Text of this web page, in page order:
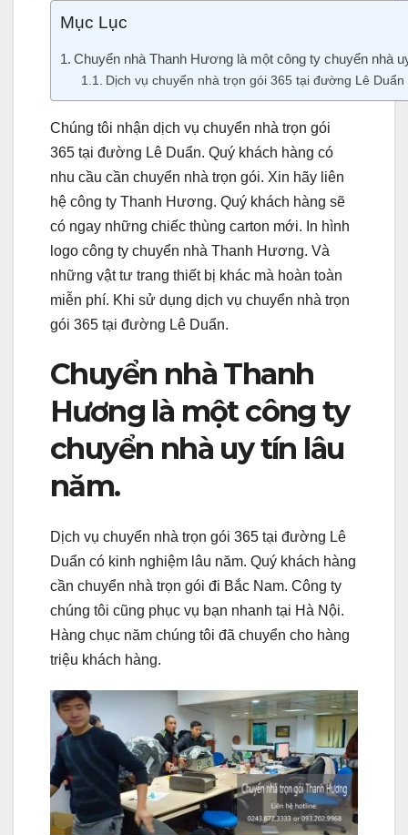
Mục Lục
Chuyển nhà Thanh Hương là một công ty chuyển nhà
Dịch vụ chuyển nhà trọn gói 365 tại đường Lê
Chúng tôi nhận dịch vụ chuyển nhà trọn gói
365 tại đường Lê Duẩn. Quý khách hàng có
nhu cầu cần chuyển nhà trọn gói. Xin hãy liên
hệ công ty Thanh Hương. Quý khách hàng sẽ
có ngay những chiếc thùng carton mới. In hình
logo công ty chuyển nhà Thanh Hương. Và
những vật tư trang thiết bị khác mà hoàn toàn
miễn phí. Khi sử dụng dịch vụ chuyển nhà trọn
gói 365 tại đường Lê Duẩn.
Chuyển nhà Thanh
Hương là một công ty
chuyển nhà uy tín lâu
năm.
Dịch vụ chuyển nhà trọn gói 365 tại đường Lê
Duẩn có kinh nghiệm lâu năm. Quý khách hàng
cần chuyển nhà trọn gói đi Bắc Nam. Công ty
chúng tôi cũng phục vụ bạn nhanh tại Hà Nội.
Hàng chục năm chúng tôi đã chuyển cho hàng
triệu khách hàng.